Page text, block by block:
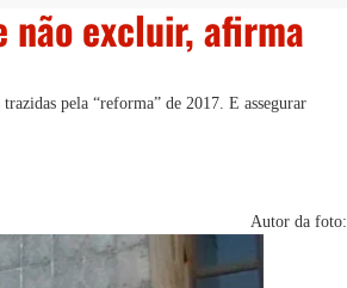
excluir, afirma
pela “reforma” de 2017. E assegurar
Autor da foto: